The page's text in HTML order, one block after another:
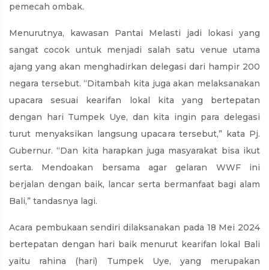
pemecah ombak.
Menurutnya, kawasan Pantai Melasti jadi lokasi yang
sangat cocok untuk menjadi salah satu venue utama
ajang yang akan menghadirkan delegasi dari hampir 200
negara tersebut. “Ditambah kita juga akan melaksanakan
upacara sesuai kearifan lokal kita yang bertepatan
dengan hari Tumpek Uye, dan kita ingin para delegasi
turut menyaksikan langsung upacara tersebut,” kata Pj.
Gubernur. “Dan kita harapkan juga masyarakat bisa ikut
serta. Mendoakan bersama agar gelaran WWF ini
berjalan dengan baik, lancar serta bermanfaat bagi alam
Bali,” tandasnya lagi.
Acara pembukaan sendiri dilaksanakan pada 18 Mei 2024
bertepatan dengan hari baik menurut kearifan lokal Bali
yaitu rahina (hari) Tumpek Uye, yang merupakan